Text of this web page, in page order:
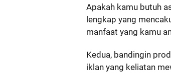
Apakah kamu butuh
lengkap yang
manfaat yang kamu
Kedua, bandingin
iklan yang keliatan